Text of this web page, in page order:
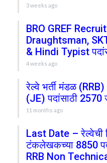
3 weeks ago
BRO GREF
Draughtsman,
& Hindi Typist
4 weeks ago
रेल्वे भर्ती मंडळ
(JE) पदांसाठी 2570
11 months ago
Last Date – रेल्वेची
टंकलेखकच्या 8850
RRB Non